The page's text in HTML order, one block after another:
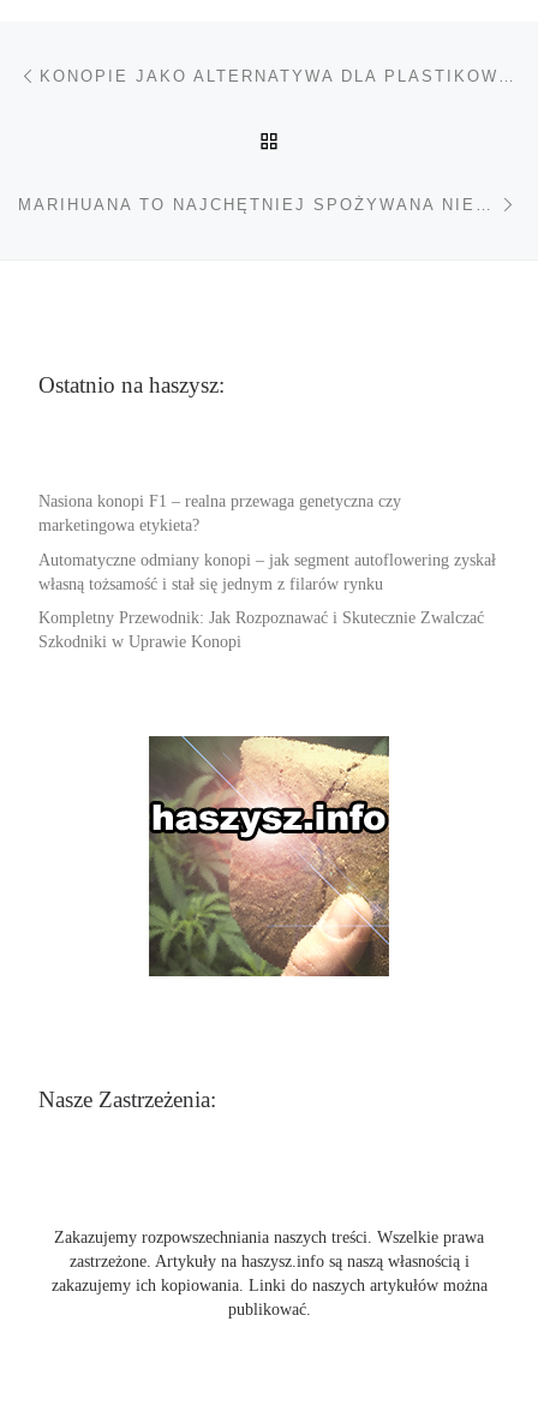
Nawigacja wpisu
Ostatnio na haszysz:
Nasiona konopi F1 – realna przewaga genetyczna czy
marketingowa etykieta?
Automatyczne odmiany konopi – jak segment autoflowering zyskał
własną tożsamość i stał się jednym z filarów rynku
Kompletny Przewodnik: Jak Rozpoznawać i Skutecznie Zwalczać
Szkodniki w Uprawie Konopi
Nasze Zastrzeżenia:
Zakazujemy rozpowszechniania naszych treści. Wszelkie prawa
zastrzeżone. Artykuły na haszysz.info są naszą własnością i
zakazujemy ich kopiowania. Linki do naszych artykułów można
publikować.